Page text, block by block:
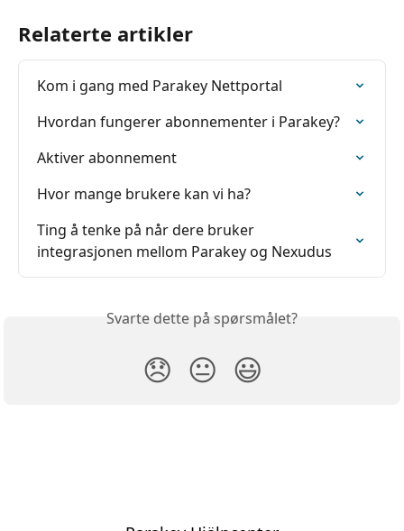
Relaterte artikler
Kom i gang med Parakey Nettportal
Hvordan fungerer abonnementer i Parakey?
Aktiver abonnement
Hvor mange brukere kan vi ha?
Ting å tenke på når dere bruker
integrasjonen mellom Parakey og Nexudus
Svarte dette på spørsmålet?
😞 😐 😃